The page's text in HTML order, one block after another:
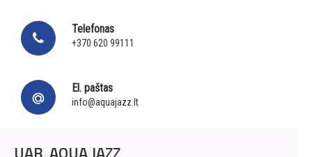
Telefonas
+370 620 99111
El. paštas
info@aquajazz.lt